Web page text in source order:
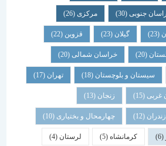
(30) مرکزی (26)
گیلان قزوین
خراسان شمالی(20)
و بلوچستان(18) تهران
زنجان
چهارمحال و بختیاری (10)
کرمانشاه(5) لرستان (4)